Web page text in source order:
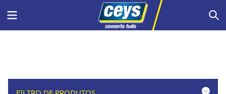
Menu